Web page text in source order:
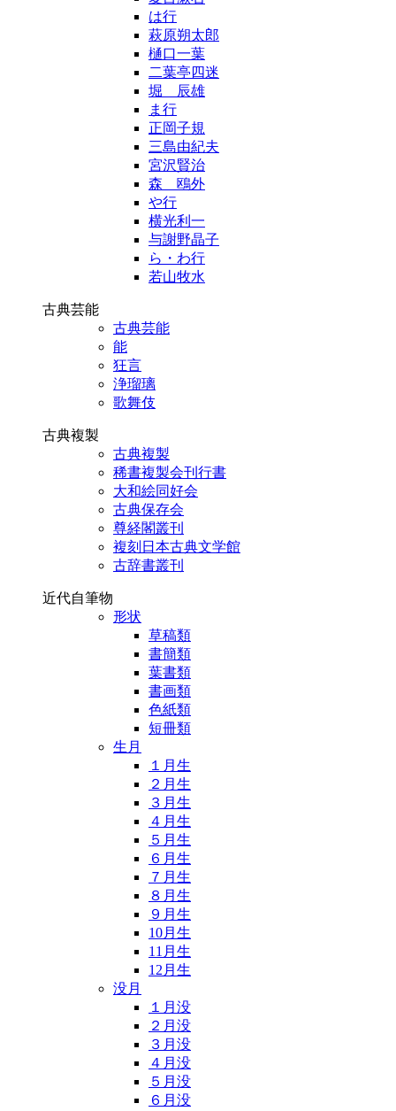
は行
萩原朔太郎
樋口一葉
二葉亭四迷
堀 辰雄
ま行
正岡子規
三島由紀夫
宮沢賢治
森 鴎外
や行
横光利一
与謝野晶子
ら・わ行
若山牧水
古典芸能
古典芸能
能
狂言
浄瑠璃
歌舞伎
古典複製
古典複製
稀書複製会刊行書
大和絵同好会
古典保存会
尊経閣叢刊
複刻日本古典文学館
古辞書叢刊
近代自筆物
形状
草稿類
書簡類
葉書類
書画類
色紙類
短冊類
生月
１月生
２月生
３月生
４月生
５月生
６月生
７月生
８月生
９月生
10月生
11月生
12月生
没月
１月没
２月没
３月没
４月没
５月没
６月没